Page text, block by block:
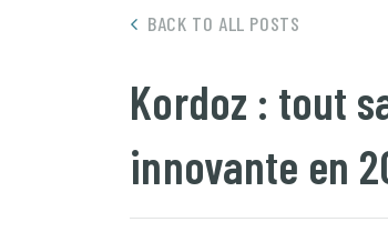
BACK TO ALL POSTS
Kordoz : tout
innovante en